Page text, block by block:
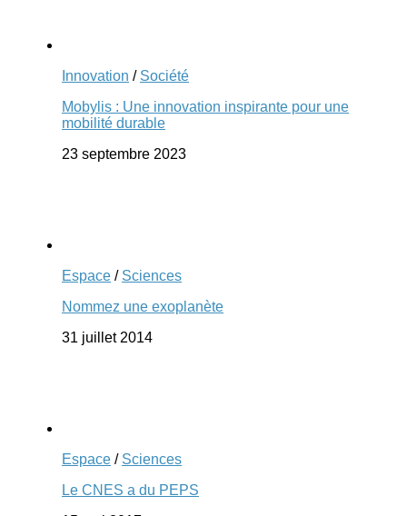
Innovation / Société
Mobylis : Une innovation inspirante pour une
mobilité durable
23 septembre 2023
Espace / Sciences
Nommez une exoplanète
31 juillet 2014
Espace / Sciences
Le CNES a du PEPS